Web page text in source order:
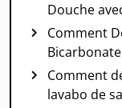
Douche
Comment
Comment
lavabo de